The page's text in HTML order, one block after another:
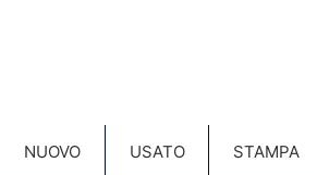
NUOVO USATO STAMPA